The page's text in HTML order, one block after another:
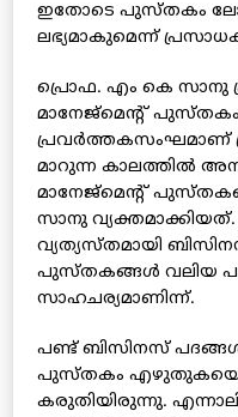
ഇതോടെ പുസ്തകം
ലഭ്യമാകുമെന്ന്
പ്രൊഫ. എം കെ
മാനേജ്‌മെന്റ് പുസ്തകം
പ്രവര്‍ത്തകസംഘമാണ്
മാറുന്ന കാലത്തില്‍
മാനേജ്‌മെന്റ്
സാനു
വ്യത്യസ്തമായി
പുസ്തകങ്ങള്‍ വലിയ
സാഹചര്യമാണിന്ന്.
പണ്ട് ബിസിനസ്
പുസ്തകം
കരുതിയിരുന്നു.